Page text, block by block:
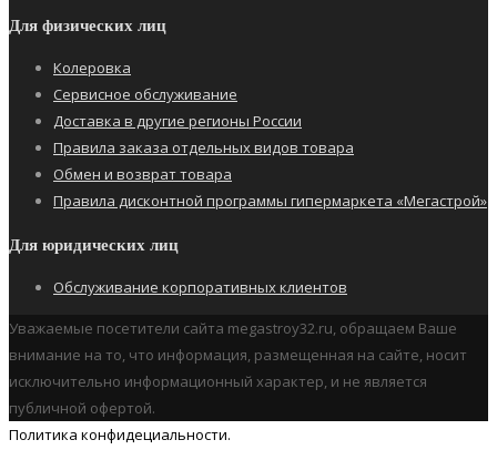
Для физических лиц
Колеровка
Сервисное обслуживание
Доставка в другие регионы России
Правила заказа отдельных видов товара
Обмен и возврат товара
Правила дисконтной программы гипермаркета «Мегастрой»
Для юридических лиц
Обслуживание корпоративных клиентов
Уважаемые посетители сайта megastroy32.ru, обращаем Ваше
внимание на то, что информация, размещенная на сайте, носит
исключительно информационный характер, и не является
публичной офертой.
Политика конфидециальности.